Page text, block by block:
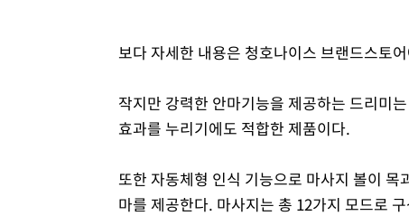
보다 자세한 내용은 청호나이스 브랜드스토
작지만 강력한 안마기능을 제공하는 드리미
효과를 누리기에도 적합한 제품이다.
또한 자동체형 인식 기능으로 마사지 볼이
마를 제공한다. 마사지는 총 12가지 모드로